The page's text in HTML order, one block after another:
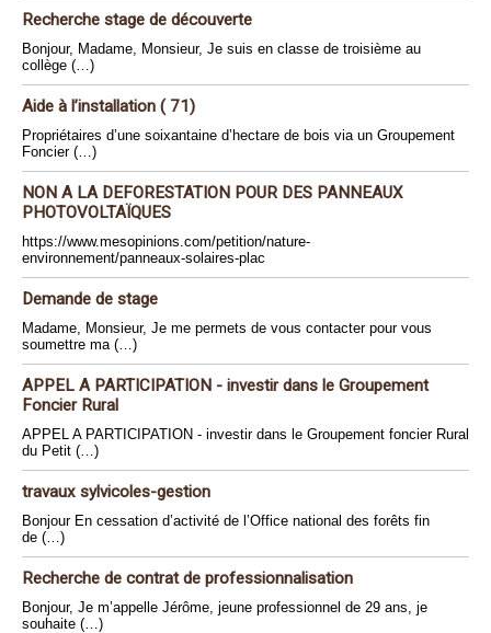
Recherche stage de découverte
Bonjour, Madame, Monsieur, Je suis en classe de troisième au
collège (…)
Aide à l’installation ( 71)
Propriétaires d’une soixantaine d’hectare de bois via un Groupement
Foncier (…)
NON A LA DEFORESTATION POUR DES PANNEAUX
PHOTOVOLTAÏQUES
https://www.mesopinions.com/petition/nature-
environnement/panneaux-solaires-plac
Demande de stage
Madame, Monsieur, Je me permets de vous contacter pour vous
soumettre ma (…)
APPEL A PARTICIPATION - investir dans le Groupement
Foncier Rural
APPEL A PARTICIPATION - investir dans le Groupement foncier Rural
du Petit (…)
travaux sylvicoles-gestion
Bonjour En cessation d’activité de l’Office national des forêts fin
de (…)
Recherche de contrat de professionnalisation
Bonjour, Je m’appelle Jérôme, jeune professionnel de 29 ans, je
souhaite (…)